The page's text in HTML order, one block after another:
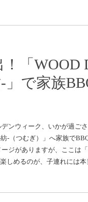
「WOOD
で家族
ンウィーク、いかが過ご
紡-（つむぎ）」へ家族で
ジがありますが、ここは
しめるのが、子連れには本